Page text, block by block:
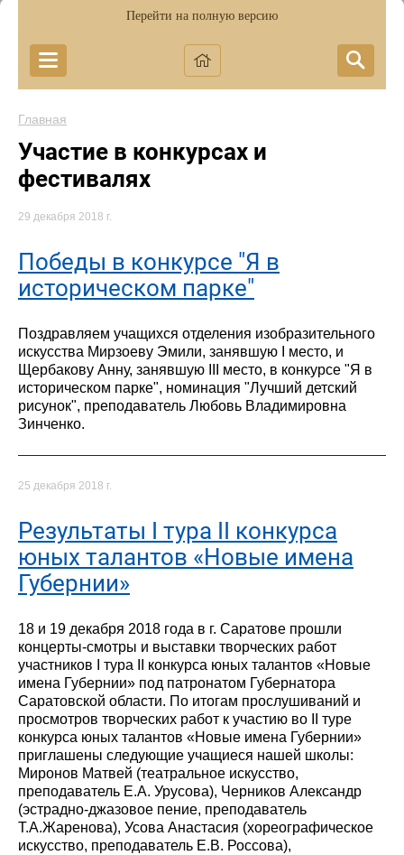
Перейти на полную версию
Главная
Участие в конкурсах и
фестивалях
29 декабря 2018 г.
Победы в конкурсе "Я в
историческом парке"
Поздравляем учащихся отделения изобразительного
искусства Мирзоеву Эмили, занявшую I место, и
Щербакову Анну, занявшую III место, в конкурсе "Я в
историческом парке", номинация "Лучший детский
рисунок", преподаватель Любовь Владимировна
Зинченко.
25 декабря 2018 г.
Результаты I тура II конкурса
юных талантов «Новые имена
Губернии»
18 и 19 декабря 2018 года в г. Саратове прошли
концерты-смотры и выставки творческих работ
участников I тура II конкурса юных талантов «Новые
имена Губернии» под патронатом Губернатора
Саратовской области. По итогам прослушиваний и
просмотров творческих работ к участию во II туре
конкурса юных талантов «Новые имена Губернии»
приглашены следующие учащиеся нашей школы:
Миронов Матвей (театральное искусство,
преподаватель Е.А. Урусова), Черников Александр
(эстрадно-джазовое пение, преподаватель
Т.А.Жаренова), Усова Анастасия (хореографическое
искусство, преподаватель Е.В. Россова),